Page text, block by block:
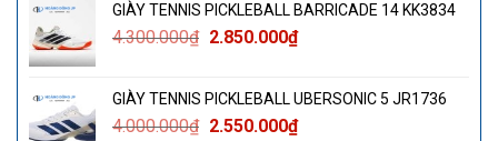
GIÀY TENNIS PICKLEBALL BARRICADE 14 KK3834
4.300.000₫ Giá
4.300.000₫.
2.850.000₫Giá
là:
2.850.000₫.
GIÀY TENNIS PICKLEBALL UBERSONIC 5 JR1736
4.000.000₫ Giá
2.550.000₫Giá